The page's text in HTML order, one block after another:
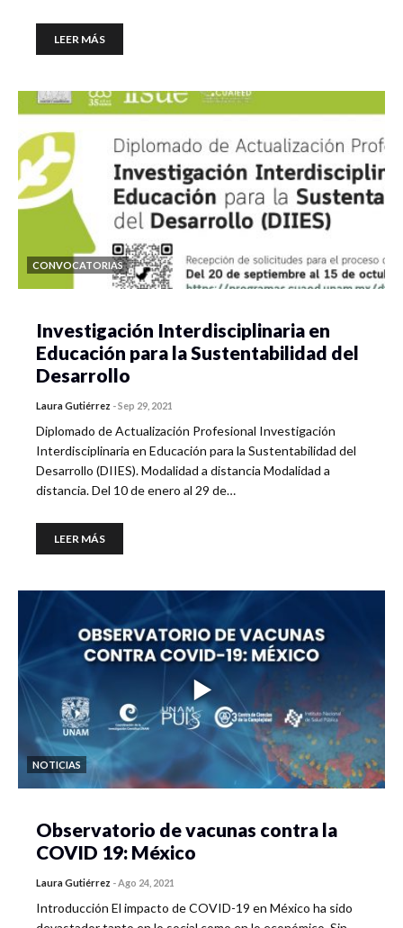
LEER MÁS
CONVOCATORIAS
Investigación Interdisciplinaria en
Educación para la Sustentabilidad del
Desarrollo
Laura Gutiérrez -Sep 29, 2021
Diplomado de Actualización Profesional Investigación
Interdisciplinaria en Educación para la Sustentabilidad del
Desarrollo (DIIES). Modalidad a distancia Modalidad a
distancia. Del 10 de enero al 29 de…
LEER MÁS
NOTICIAS
Observatorio de vacunas contra la
COVID 19: México
Laura Gutiérrez -Ago 24, 2021
Introducción El impacto de COVID-19 en México ha sido